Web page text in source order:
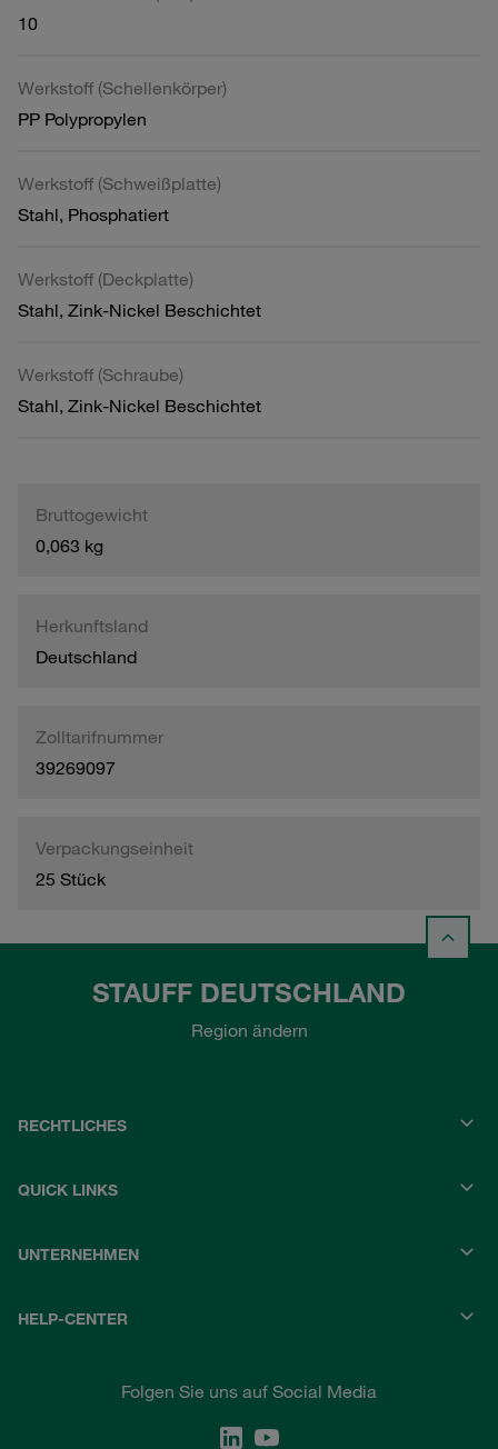
10
Werkstoff (Schellenkörper)
PP Polypropylen
Werkstoff (Schweißplatte)
Stahl, Phosphatiert
Werkstoff (Deckplatte)
Stahl, Zink-Nickel Beschichtet
Werkstoff (Schraube)
Stahl, Zink-Nickel Beschichtet
Bruttogewicht
0,063 kg
Herkunftsland
Deutschland
Zolltarifnummer
39269097
Verpackungseinheit
25 Stück
STAUFF DEUTSCHLAND
Region ändern
RECHTLICHES
QUICK LINKS
UNTERNEHMEN
HELP-CENTER
Folgen Sie uns auf Social Media